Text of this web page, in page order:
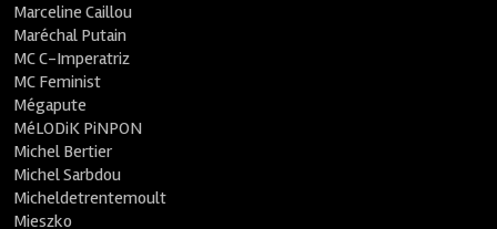
Marceline Caillou
Maréchal Putain
MC C-Imperatriz
MC Feminist
Mégapute
MéLODiK PiNPON
Michel Bertier
Michel Sarbdou
Micheldetrentemoult
Mieszko